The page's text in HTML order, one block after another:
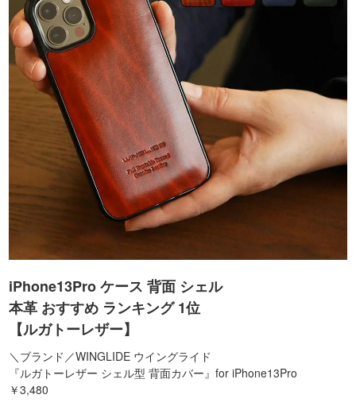
iPhone13Pro ケース 背面 シェル
本革 おすすめ ランキング 1位
【ルガトーレザー】
＼ブランド／WINGLIDE ウイングライド
『ルガトーレザー シェル型 背面カバー』for iPhone13Pro
￥3,480